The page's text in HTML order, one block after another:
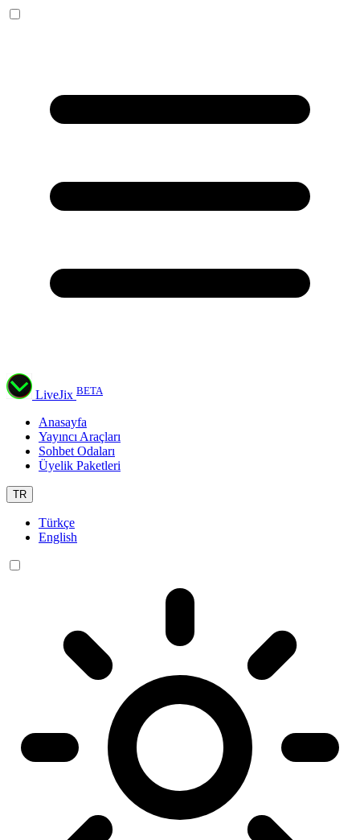
LiveJix BETA
Anasayfa
Yayıncı Araçları
Sohbet Odaları
Üyelik Paketleri
TR
Türkçe
English